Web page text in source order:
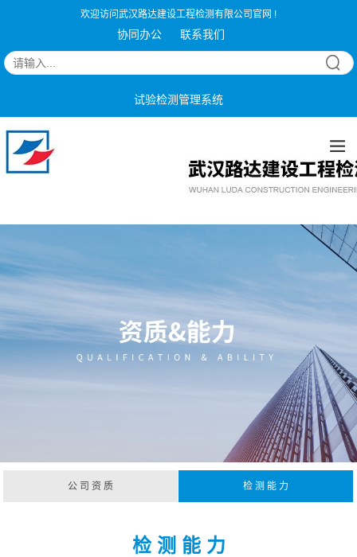
欢迎访问武汉路达建设工程检测有限公司官网 !
协同办公 联系我们
试验检测管理系统
公 司 资 质 检 测 能 力
检 测 能 力